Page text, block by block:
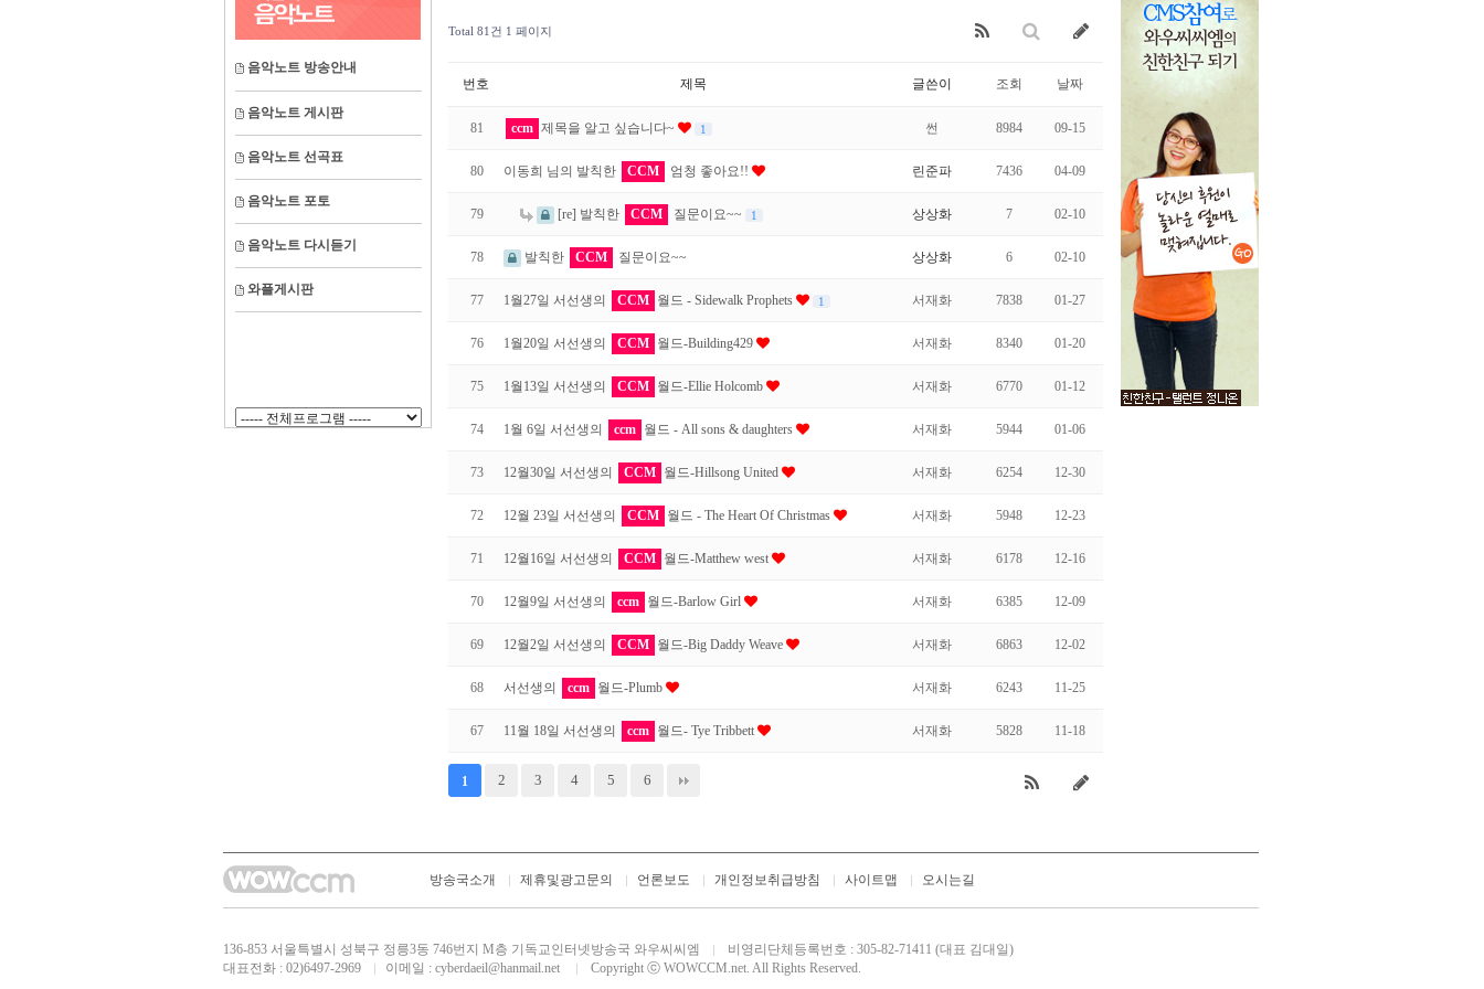
음악노트 방송안내
음악노트 게시판
음악노트 선곡표
음악노트 포토
음악노트 다시듣기
와플게시판
Total 81건 1 페이지
번호 제목 글쓴이 조회 날짜
81 ccm 제목을 알고 싶습니다~ 1 썬 8984 09-15
80 이동희 님의 발칙한 CCM 엄청 좋아요!! 린준파 7436 04-09
79 [re] 발칙한 CCM 질문이요~~ 1 상상화 7 02-10
78 발칙한 CCM 질문이요~~ 상상화 6 02-10
77 1월27일 서선생의 CCM 월드 - Sidewalk Prophets 1 서재화 7838 01-27
76 1월20일 서선생의 CCM 월드-Building429 서재화 8340 01-20
75 1월13일 서선생의 CCM 월드-Ellie Holcomb 서재화 6770 01-12
74 1월 6일 서선생의 ccm 월드 - All sons & daughters 서재화 5944 01-06
73 12월30일 서선생의 CCM 월드-Hillsong United 서재화 6254 12-30
72 12월 23일 서선생의 CCM 월드 - The Heart Of Christmas 서재화 5948 12-23
71 12월16일 서선생의 CCM 월드-Matthew west 서재화 6178 12-16
70 12월9일 서선생의 ccm 월드-Barlow Girl 서재화 6385 12-09
69 12월2일 서선생의 CCM 월드-Big Daddy Weave 서재화 6863 12-02
68 서선생의 ccm 월드-Plumb 서재화 6243 11-25
67 11월 18일 서선생의 ccm 월드- Tye Tribbett 서재화 5828 11-18
1 2 3 4 5 6
방송국소개 제휴및광고문의 언론보도 개인정보취급방침 사이트맵 오시는길
136-853 서울특별시 성북구 정릉3동 746번지 M층 기독교인터넷방송국 와우씨씨엠 비영리단체등록번호 : 305-82-71411 (대표 김대일)
대표전화 : 02)6497-2969 이메일 : cyberdaeil@hanmail.net Copyright ⓒ WOWCCM.net. All Rights Reserved.